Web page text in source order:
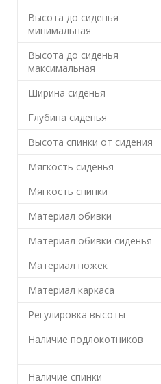
Высота до сиденья
минимальная
Высота до сиденья
максимальная
Ширина сиденья
Глубина сиденья
Высота спинки от сидения
Мягкость сиденья
Мягкость спинки
Материал обивки
Материал обивки сиденья
Материал ножек
Материал каркаса
Регулировка высоты
Наличие подлокотников
Наличие спинки